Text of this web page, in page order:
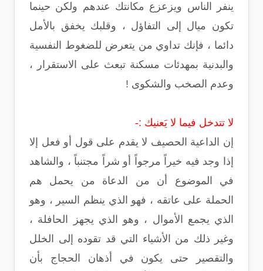
ينفر الناس ويزعزع مكانتك عندهم ولكن حينما
تكون ميال إلى التفاؤل ، وقلبك يخفق بالأمل
دائما ، فإنك تداوي من يتعرض للضغوط النفسية
والبدنية بمهدئات مسكنة تبعث على الاستقرار ،
وعدم الصخب والشكوى !
لا تتدخل فيما لا يَعنيك :-
إن الداعية الحصيف لا يقدم على قول أو فعل إلا
إذا وجد فيه خيراً مرجواً أو شراً مجتنباً ، والشاهد
في الموضوع أن من الدعاة من يحمل هم
الحملة على عاتقه ، فهو الذي ينظم السير ، وهو
الذي يجمع الأموال ، وهو الذي يجهز الحافلة ،
وغير ذلك من الأشياء التي قد تقوده إلى الخلل
والتقصير حتى يكون في أذهان الحجاج بأن